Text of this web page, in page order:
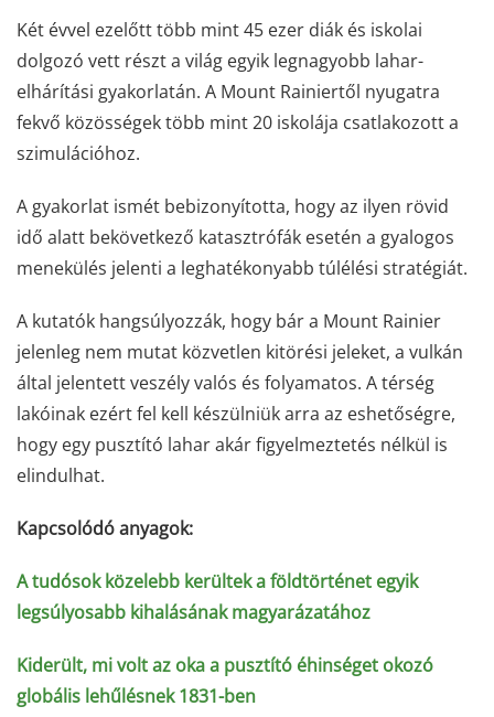
Két évvel ezelőtt több mint 45 ezer diák és iskolai
dolgozó vett részt a világ egyik legnagyobb lahar-
elhárítási gyakorlatán. A Mount Rainiertől nyugatra
fekvő közösségek több mint 20 iskolája csatlakozott a
szimulációhoz.
A gyakorlat ismét bebizonyította, hogy az ilyen rövid
idő alatt bekövetkező katasztrófák esetén a gyalogos
menekülés jelenti a leghatékonyabb túlélési stratégiát.
A kutatók hangsúlyozzák, hogy bár a Mount Rainier
jelenleg nem mutat közvetlen kitörési jeleket, a vulkán
által jelentett veszély valós és folyamatos. A térség
lakóinak ezért fel kell készülniük arra az eshetőségre,
hogy egy pusztító lahar akár figyelmeztetés nélkül is
elindulhat.
Kapcsolódó anyagok:
A tudósok közelebb kerültek a földtörténet egyik
legsúlyosabb kihalásának magyarázatához
Kiderült, mi volt az oka a pusztító éhinséget okozó
globális lehűlésnek 1831-ben